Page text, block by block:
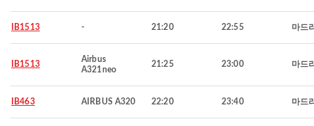
IB1513 - 21:20 22:55 마드
IB1513
Airbus
A321neo
21:25 23:00 마드
IB463 AIRBUS A320 22:20 23:40 마드